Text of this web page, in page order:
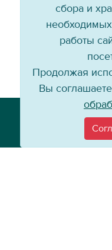
Email:
сбора и
работы
Продолжая
Вы